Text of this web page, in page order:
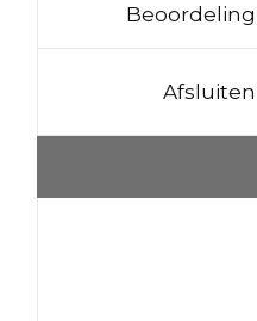
Beoordeling
Afsluiten